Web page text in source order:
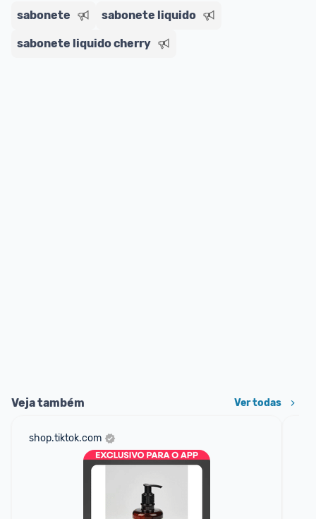
sabonete
sabonete liquido
sabonete liquido cherry
Veja também Ver todas
shop.tiktok.com